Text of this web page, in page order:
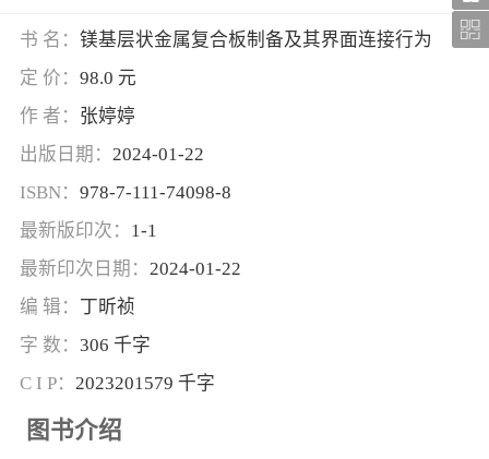
书 名： 镁基层状金属复合板制备及其界面连接行为
定 价： 98.0 元
作 者： 张婷婷
出版日期： 2024-01-22
ISBN： 978-7-111-74098-8
最新版印次： 1-1
最新印次日期： 2024-01-22
编 辑： 丁昕祯
字 数： 306 千字
C I P： 2023201579 千字
图书介绍